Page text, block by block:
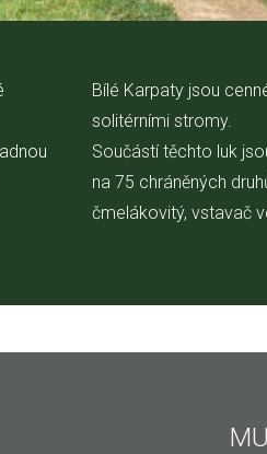
Bílé Karpaty jsou
solitérními stromy.
Součástí těchto luk
na 75 chráněných
čmelákovitý, vstavač